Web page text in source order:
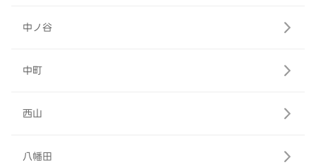
中ノ谷
中町
西山
八幡田